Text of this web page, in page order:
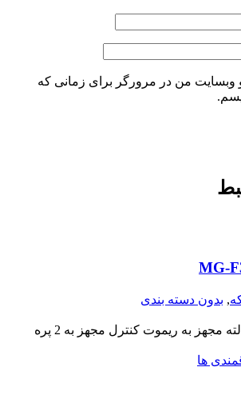
و وبسایت من در مرورگر برای زمانی که
, بدون دسته بندی
پنکه استیل مگنتا 2 حالته مجهز به ریموت کنترل مجهز به 2 پره
ها